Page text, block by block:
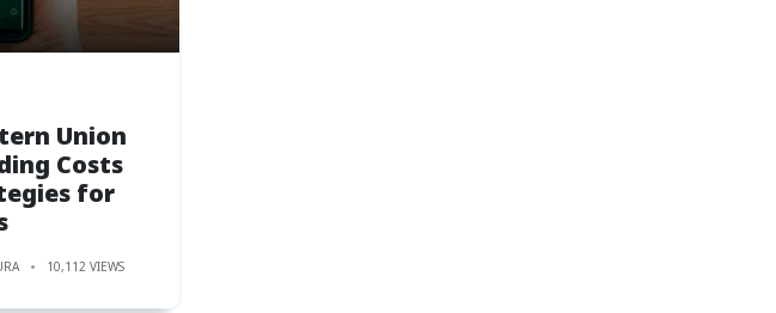
Union
Costs
for
10,112 VIEWS